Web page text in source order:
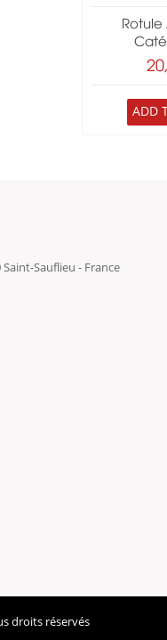
Rotule
ADD
Saint-Sauflieu - France
droits réservés